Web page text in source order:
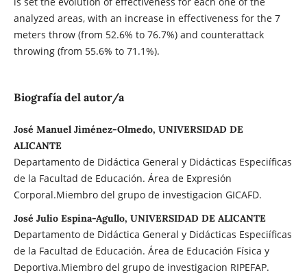
analyzed areas, with an increase in effectiveness for the 7
meters throw (from 52.6% to 76.7%) and counterattack
throwing (from 55.6% to 71.1%).
Biografía del autor/a
José Manuel Jiménez-Olmedo, UNIVERSIDAD DE
ALICANTE
Departamento de Didáctica General y Didácticas Especiíficas
de la Facultad de Educación. Área de Expresión
Corporal.Miembro del grupo de investigacion GICAFD.
José Julio Espina-Agullo, UNIVERSIDAD DE ALICANTE
Departamento de Didáctica General y Didácticas Especiíficas
de la Facultad de Educación. Área de Educación Física y
Deportiva.Miembro del grupo de investigacion RIPEFAP.